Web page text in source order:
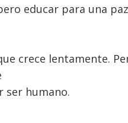
educar para una
crece lentamente.
ser humano.